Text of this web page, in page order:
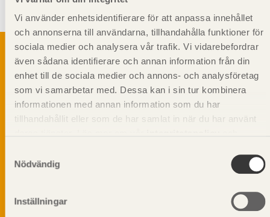
Vi använder enhetsidentifierare för att anpassa innehållet
och annonserna till användarna, tillhandahålla funktioner för
sociala medier och analysera vår trafik. Vi vidarebefordrar
även sådana identifierare och annan information från din
enhet till de sociala medier och annons- och analysföretag
som vi samarbetar med. Dessa kan i sin tur kombinera
informationen med annan information som du har
tillhandahållit eller som de har samlat in när du har använt
Nödvändig
Inställningar
En spetsad ända.
Svenskt Träs Produktkatalog är svensk
beskriva träprodukter och deras unika
egenskaper.
Dela på